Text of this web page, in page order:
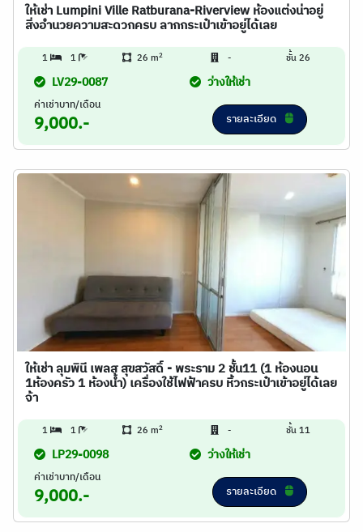
ให้เช่า Lumpini Ville Ratburana-Riverview ห้องแต่งน่าอยู่
สิ่งอำนวยความสะดวกครบ ลากกระเป๋าเข้าอยู่ได้เลย
1 1 26 m2 - ชั้น 26
LV29-0087 ว่างให้เช่า
ค่าเช่าบาท/เดือน
9,000.- รายละเอียด
ให้เช่า ลุมพินี เพลส สุขสวัสดิ์ - พระราม 2 ชั้น11 (1 ห้องนอน
1ห้องครัว 1 ห้องน้ำ) เครื่องใช้ไฟฟ้าครบ หิ้วกระเป๋าเข้าอยู่ได้เลย
จ้า
1 1 26 m2 - ชั้น 11
LP29-0098 ว่างให้เช่า
ค่าเช่าบาท/เดือน
9,000.- รายละเอียด